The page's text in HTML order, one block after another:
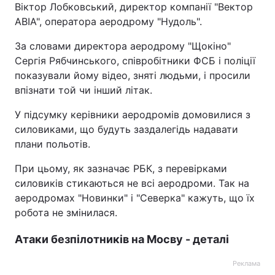
Віктор Лобковський, директор компанії "Вектор
АВІА", оператора аеродрому "Нудоль".
За словами директора аеродрому "Щокіно"
Сергія Рябчинського, співробітники ФСБ і поліції
показували йому відео, зняті людьми, і просили
впізнати той чи інший літак.
У підсумку керівники аеродромів домовилися з
силовиками, що будуть заздалегідь надавати
плани польотів.
При цьому, як зазначає РБК, з перевірками
силовиків стикаються не всі аеродроми. Так на
аеродромах "Новинки" і "Северка" кажуть, що їх
робота не змінилася.
Атаки безпілотників на Мосву - деталі
Реклама